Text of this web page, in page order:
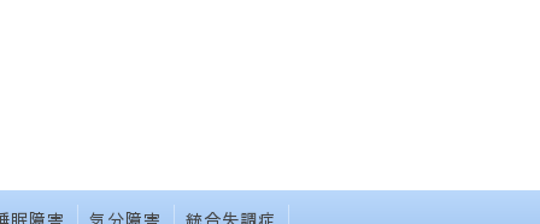
眠障害 気分障害 統合失調症